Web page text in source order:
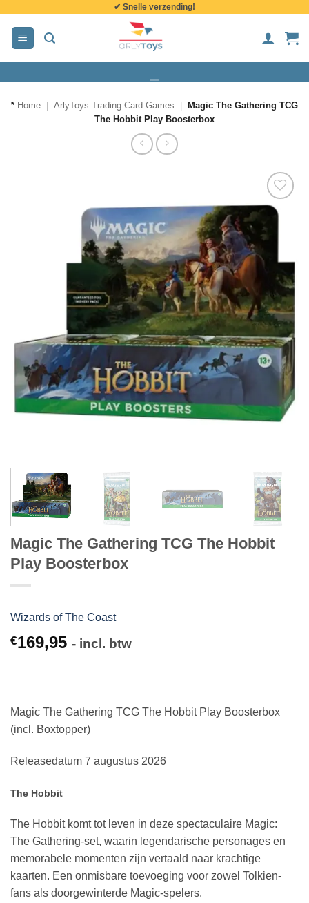
inhoud
✔ Snelle verzending!
* Home ArlyToys Trading Card Games
Magic The Gathering TCG
The Hobbit Play Boosterbox
Magic The Gathering TCG The Hobbit
Play Boosterbox
Wizards of The Coast
€169,95 - incl. btw
Magic The Gathering TCG The Hobbit Play Boosterbox
(incl. Boxtopper)
Releasedatum 7 augustus 2026
The Hobbit
The Hobbit komt tot leven in deze spectaculaire Magic:
The Gathering-set, waarin legendarische personages en
memorabele momenten zijn vertaald naar krachtige
kaarten. Een onmisbare toevoeging voor zowel Tolkien-
fans als doorgewinterde Magic-spelers.